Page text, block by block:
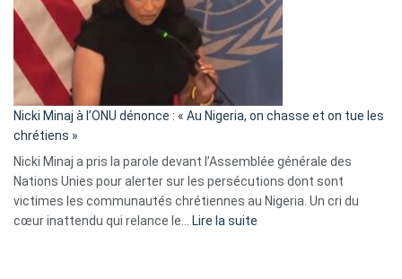
« Zemmour
a
tout
parle
ses
tripes »
Nicki Minaj à l’ONU dénonce : « Au Nigeria, on chasse et on tue les
chrétiens »
Nicki Minaj a pris la parole devant l’Assemblée générale des
Nations Unies pour alerter sur les persécutions dont sont
victimes les communautés chrétiennes au Nigeria. Un cri du
cœur inattendu qui relance le… Lire la suite